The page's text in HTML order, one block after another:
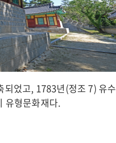
되었고, 1783년(정조 7) 유수
유형문화재다.